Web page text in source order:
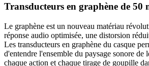
Transducteurs en graphène de 50
Le graphène est un nouveau matériau
réponse audio optimisée, une distorsion
Les transducteurs en graphène du casque
d'entendre l'ensemble du paysage sonore de
chaque action et chaque tirage de goupille